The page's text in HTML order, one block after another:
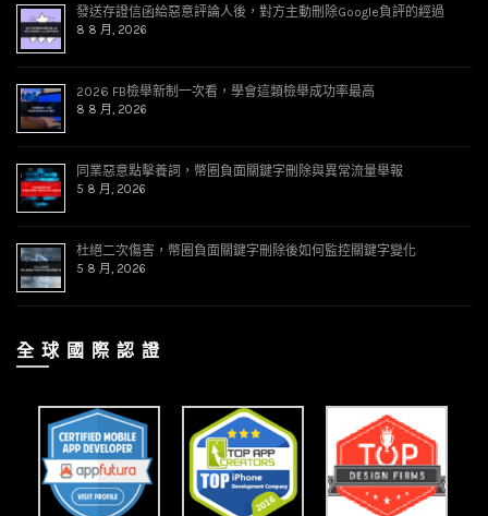
發送存證信函給惡意評論人後，對方主動刪除Google負評的經過
8 8 月, 2026
2026 FB檢舉新制一次看，學會這類檢舉成功率最高
8 8 月, 2026
同業惡意點擊養詞，幣圈負面關鍵字刪除與異常流量舉報
5 8 月, 2026
杜絕二次傷害，幣圈負面關鍵字刪除後如何監控關鍵字變化
5 8 月, 2026
全 球 國 際 認 證